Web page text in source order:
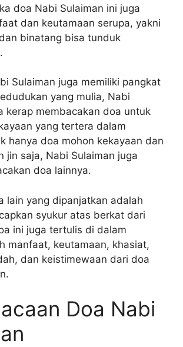
doa Nabi Sulaiman ini juga
dan keutamaan serupa, yakni
binatang bisa tunduk
Sulaiman juga memiliki pangkat
yang mulia, Nabi
kerap membacakan doa untuk
yang tertera dalam
hanya doa mohon kekayaan dan
jin saja, Nabi Sulaiman juga
doa lainnya.
lain yang dipanjatkan adalah
syukur atas berkat dari
ini juga tertulis di dalam
manfaat, keutamaan, khasiat,
dan keistimewaan dari doa
Doa Nabi